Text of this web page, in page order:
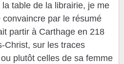
table de la librairie, je me
convaincre par le résumé
partir à Carthage en 218
Christ, sur les traces
plutôt celles de sa femme